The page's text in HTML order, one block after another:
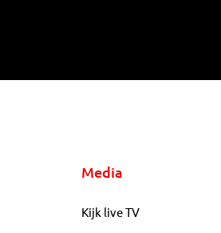
Media
Kijk live TV